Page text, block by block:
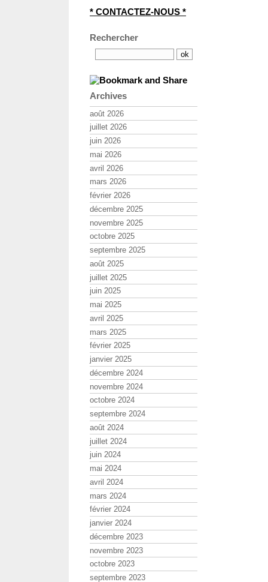
* CONTACTEZ-NOUS *
Rechercher
Archives
août 2026
juillet 2026
juin 2026
mai 2026
avril 2026
mars 2026
février 2026
décembre 2025
novembre 2025
octobre 2025
septembre 2025
août 2025
juillet 2025
juin 2025
mai 2025
avril 2025
mars 2025
février 2025
janvier 2025
décembre 2024
novembre 2024
octobre 2024
septembre 2024
août 2024
juillet 2024
juin 2024
mai 2024
avril 2024
mars 2024
février 2024
janvier 2024
décembre 2023
novembre 2023
octobre 2023
septembre 2023